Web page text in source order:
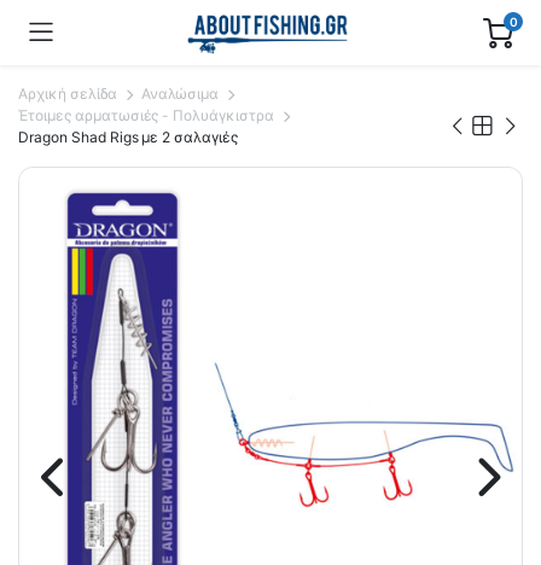
0
Αρχική σελίδα
Αναλώσιμα
Έτοιμες αρματωσιές - Πολυάγκιστρα
Dragon Shad Rigs με 2 σαλαγιές